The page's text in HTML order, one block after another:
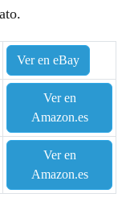
Ver en eBay
Ver en
Amazon.es
Ver en
Amazon.es